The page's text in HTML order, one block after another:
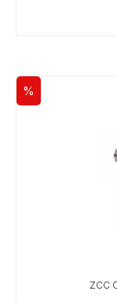
Rabatt
%
ZCC